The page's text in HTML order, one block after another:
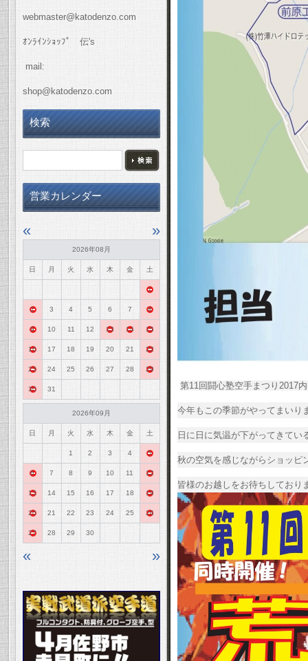
第11回闘心塾空手まつり2017
今年もこの季節がやってまいり
日に日に気温が下がってきてい
秋の空気を感じながらショッピ
皆様のお越しをお待ちしており
webmaster@katodenzo.com
ｵﾝﾗｲﾝｼｮｯﾌﾟ 伝's
mail:
shop@katodenzo.com
検索
営業カレンダー
« »
2026年08月
日 月 火 水 木 金 土
1
2 3 4 5 6 7 8
9 10 11 12 13 14 15
16 17 18 19 20 21 22
23 24 25 26 27 28 29
30 31
2026年09月
日 月 火 水 木 金 土
1 2 3 4 5
6 7 8 9 10 11 12
13 14 15 16 17 18 19
20 21 22 23 24 25 26
27 28 29 30
« »